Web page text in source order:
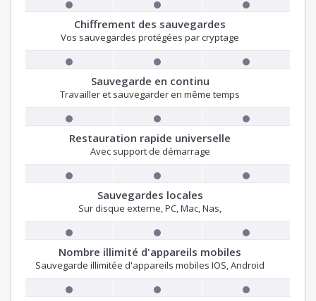
Chiffrement des sauvegardes
Vos sauvegardes protégées par cryptage
Sauvegarde en continu
Travailler et sauvegarder en même temps
Restauration rapide universelle
Avec support de démarrage
Sauvegardes locales
Sur disque externe, PC, Mac, Nas,
Nombre illimité d'appareils mobiles
Sauvegarde illimitée d'appareils mobiles IOS, Android